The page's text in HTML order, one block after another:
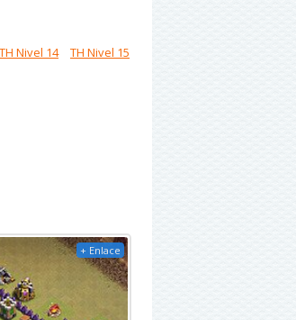
TH Nivel 14 TH Nivel 15
+ Enlace